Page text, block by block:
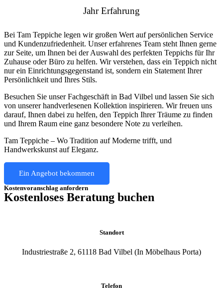
Jahr Erfahrung
Bei Tam Teppiche legen wir großen Wert auf persönlichen Service
und Kundenzufriedenheit. Unser erfahrenes Team steht Ihnen gerne
zur Seite, um Ihnen bei der Auswahl des perfekten Teppichs für Ihr
Zuhause oder Büro zu helfen. Wir verstehen, dass ein Teppich nicht
nur ein Einrichtungsgegenstand ist, sondern ein Statement Ihrer
Persönlichkeit und Ihres Stils.
Besuchen Sie unser Fachgeschäft in Bad Vilbel und lassen Sie sich
von unserer handverlesenen Kollektion inspirieren. Wir freuen uns
darauf, Ihnen dabei zu helfen, den Teppich Ihrer Träume zu finden
und Ihrem Raum eine ganz besondere Note zu verleihen.
Tam Teppiche – Wo Tradition auf Moderne trifft, und
Handwerkskunst auf Eleganz.
Ein Angebot bekommen
Kostenvoranschlag anfordern
Kostenloses Beratung buchen
Standort
Industriestraße 2, 61118 Bad Vilbel (In Möbelhaus Porta)
Telefon